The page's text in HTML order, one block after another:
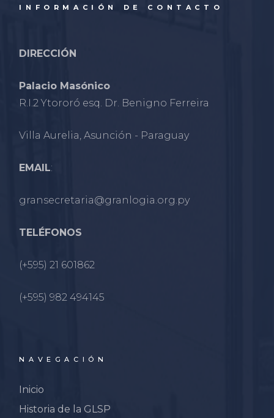
INFORMACIÓN DE CONTACTO
DIRECCIÓN
Palacio Masónico
R.I.2 Ytororó esq. Dr. Benigno Ferreira
Villa Aurelia, Asunción - Paraguay
EMAIL:
gransecretaria@granlogia.org.py
TELÉFONOS
(+595) 21 601862
(+595) 982 494145
NAVEGACIÓN
Inicio
Historia de la GLSP